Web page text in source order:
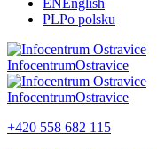
ENEnglish
PLPo polsku
InfocentrumOstravice
InfocentrumOstravice
+420 558 682 115